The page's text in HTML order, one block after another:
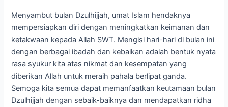
Menyambut bulan Dzulhijjah, umat Islam hendaknya
mempersiapkan diri dengan meningkatkan keimanan dan
ketakwaan kepada Allah SWT. Mengisi hari-hari di bulan ini
dengan berbagai ibadah dan kebaikan adalah bentuk nyata
rasa syukur kita atas nikmat dan kesempatan yang
diberikan Allah untuk meraih pahala berlipat ganda.
Semoga kita semua dapat memanfaatkan keutamaan bulan
Dzulhijjah dengan sebaik-baiknya dan mendapatkan ridha